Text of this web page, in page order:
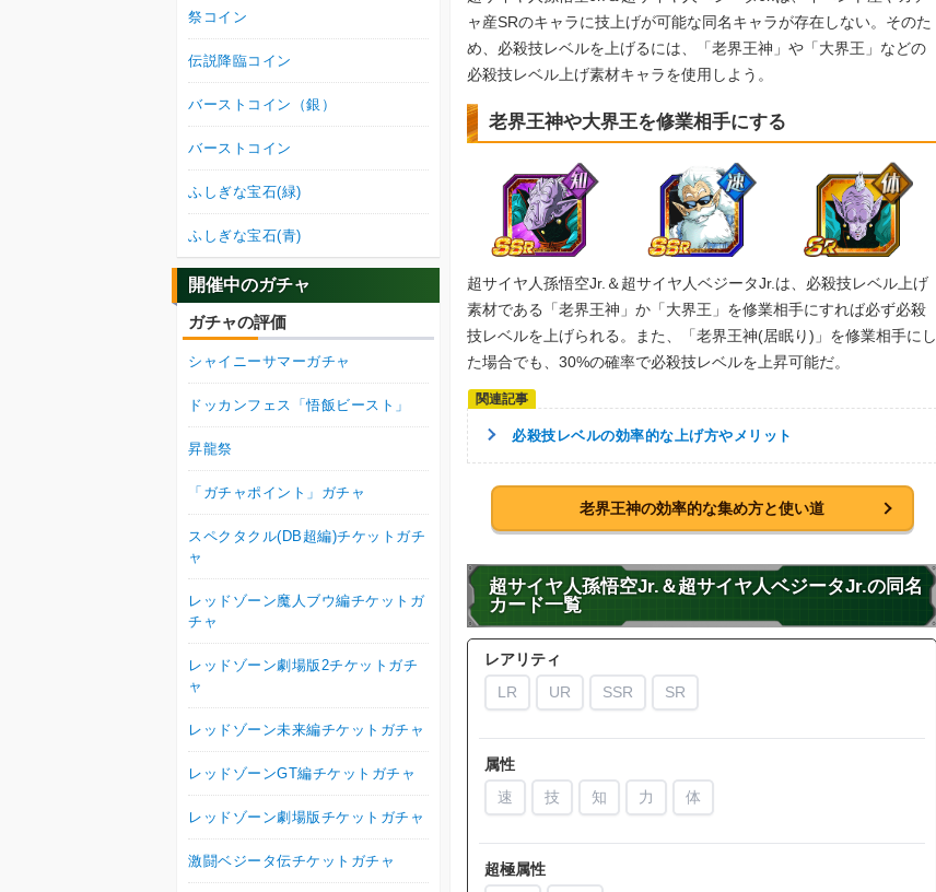
ャ産SRのキャラに技上げが可能な同名キャラが存在しない。そのた
め、必殺技レベルを上げるには、「老界王神」や「大界王」などの
必殺技レベル上げ素材キャラを使用しよう。
老界王神や大界王を修業相手にする
超サイヤ人孫悟空Jr.＆超サイヤ人ベジータJr.は、必殺技レベル上げ
素材である「老界王神」か「大界王」を修業相手にすれば必ず必殺
技レベルを上げられる。また、「老界王神(居眠り)」を修業相手にし
た場合でも、30%の確率で必殺技レベルを上昇可能だ。
必殺技レベルの効率的な上げ方やメリット
老界王神の効率的な集め方と使い道
超サイヤ人孫悟空Jr.＆超サイヤ人ベジータJr.の同名
カード一覧
レアリティ
LR
UR SSR SR
属性
速
技 知 力 体
超極属性
祭コイン
伝説降臨コイン
バーストコイン（銀）
バーストコイン
ふしぎな宝石(緑)
ふしぎな宝石(青)
開催中のガチャ
ガチャの評価
シャイニーサマーガチャ
ドッカンフェス「悟飯ビースト」
昇龍祭
「ガチャポイント」ガチャ
スペクタクル(DB超編)チケットガチ
ャ
レッドゾーン魔人ブウ編チケットガ
チャ
レッドゾーン劇場版2チケットガチ
ャ
レッドゾーン未来編チケットガチャ
レッドゾーンGT編チケットガチャ
レッドゾーン劇場版チケットガチャ
激闘ベジータ伝チケットガチャ